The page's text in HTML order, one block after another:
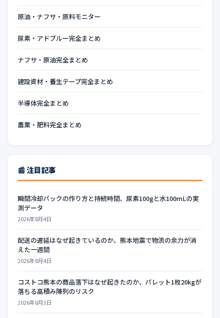
原油・ナフサ・原料モニター
尿素・アドブルー完全まとめ
ナフサ・原油完全まとめ
建設資材・養生テープ完全まとめ
半導体完全まとめ
農業・肥料完全まとめ
📰 注目記事
瞬間冷却パックの作り方と持続時間、尿素100gと水100mLの実
測データ
2026年8月4日
配送の遅延はなぜ起きているのか、熊本地震で物流の余力が消
えた一週間
2026年8月4日
コストコ熊本の商品落下はなぜ起きたのか、パレット1枚20kgが
落ちる高積み陳列のリスク
2026年8月3日